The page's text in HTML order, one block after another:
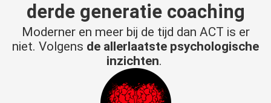
derde generatie coaching
Moderner en meer bij de tijd dan ACT is er
niet. Volgens de allerlaatste psychologische
inzichten.